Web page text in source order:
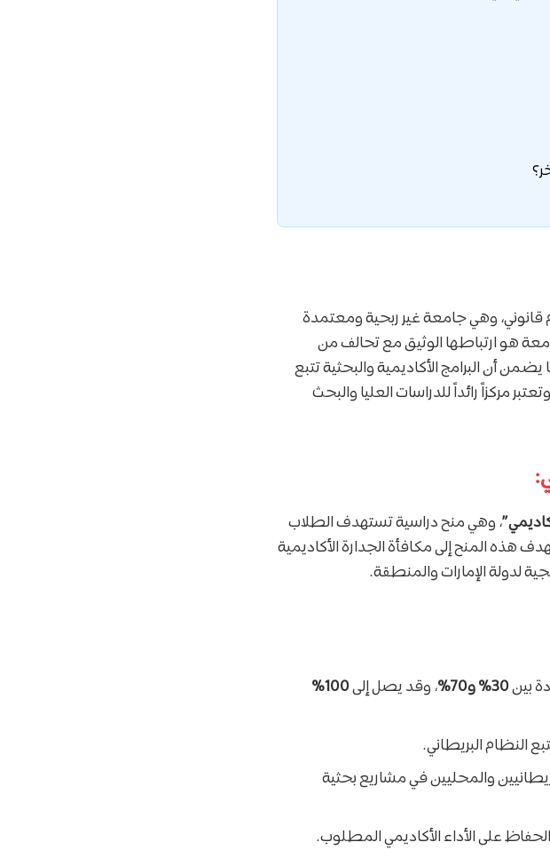
في دبي عام 2003 بموجب مرسوم قانوني، وهي جامعة غير ربحية ومعتمدة
هو ارتباطها الوثيق مع تحالف من
أن البرامج الأكاديمية والبحثية تتبع
مركزاً رائداً للدراسات العليا والبحث
، وهي منح دراسية تستهدف الطلاب
هذه المنح إلى مكافأة الجدارة الأكاديمية
لدولة الإمارات والمنطقة.
بين30% و70% ، وقد يصل إلى100%
النظام البريطاني.
والمحليين في مشاريع بحثية
على الأداء الأكاديمي المطلوب.